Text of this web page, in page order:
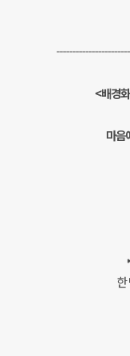
<배경
마음
한